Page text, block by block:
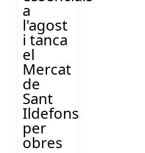
a
l'agost
i tanca
el
Mercat
de
Sant
Ildefons
per
obres